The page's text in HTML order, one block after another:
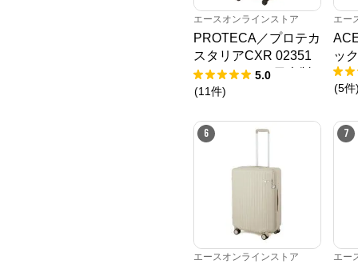
エースオンラインストア
PROTECA／プロテカ
スタリアCXR 02351
スーツケース 日本製
機内持込み 37L
5.0
(11件)
エー
ッ
(5件
6
エースオンラインストア
7
エー